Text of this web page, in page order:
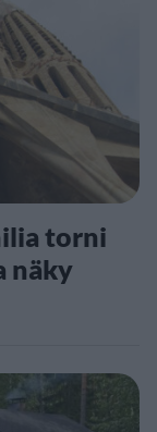
torni
näky